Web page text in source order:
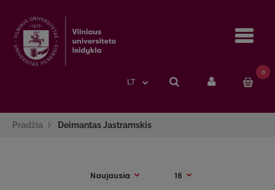
LT
0
Pradžia Deimantas Jastramskis